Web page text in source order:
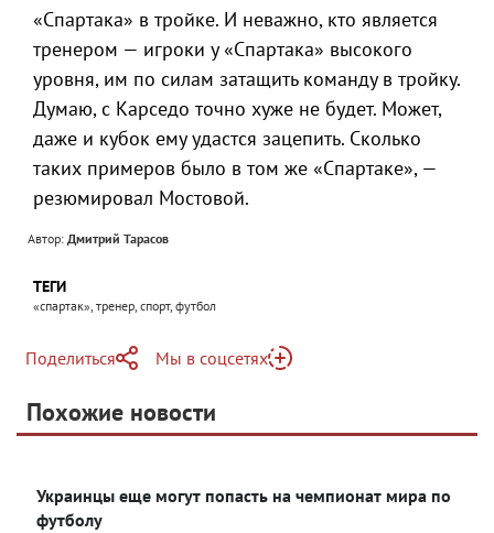
«Спартака» в тройке. И неважно, кто является
тренером — игроки у «Спартака» высокого
уровня, им по силам затащить команду в тройку.
Думаю, с Карседо точно хуже не будет. Может,
даже и кубок ему удастся зацепить. Сколько
таких примеров было в том же «Спартаке», —
резюмировал Мостовой.
Автор: Дмитрий Тарасов
ТЕГИ
«спартак», тренер, спорт, футбол
Поделиться
Telegram
Одноклассники
Мы в соцсетях
Яндекс Дзен
Похожие новости
Украинцы еще могут попасть на чемпионат мира по
футболу